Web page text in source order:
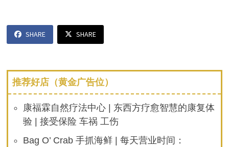
SHARE SHARE
推荐好店（黄金广告位）
康福霖自然疗法中心 | 东西方疗愈智慧的康复体
验 | 接受保险 车祸 工伤
Bag O’ Crab 手抓海鲜 | 每天营业时间：